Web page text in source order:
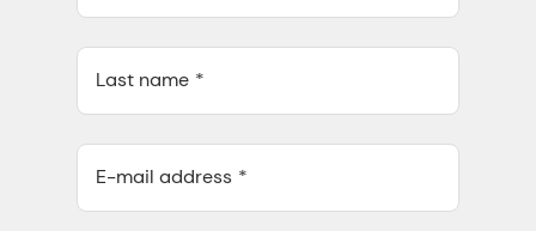
Last name
E-mail address